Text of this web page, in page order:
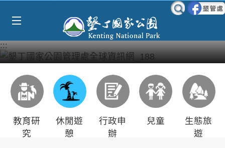
:::
教育研
究
休閒遊
憩
行政申
辦
兒童
生態旅
遊